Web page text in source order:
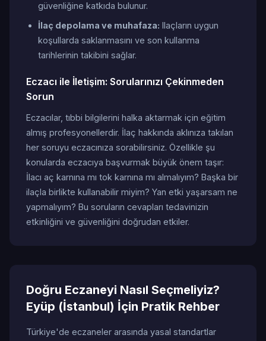
güvenliğine katkıda bulunur.
İlaç depolama ve muhafaza: Ilaçların uygun
koşullarda saklanmasını ve son kullanma
tarihlerinin takibini sağlar.
Eczacı ile İletişim: Sorularınızı Çekinmeden
Sorun
Eczacılar, tıbbi bilgilerini halka aktarmak için eğitim
almış profesyonellerdir. İlaç hakkında aklınıza takılan
her soruyu eczacınıza sorabilirsiniz. Özellikle şu
konularda eczacıya başvurmak büyük önem taşır:
İlacı aç karnına mı tok karnına mı almalıyım? Başka bir
ilaçla birlikte kullanabilir miyim? Yan etki yaşarsam ne
yapmalıyım? Bu soruların cevapları tedavinizin
etkinliğini ve güvenliğini doğrudan etkiler.
Doğru Eczaneyi Nasıl Seçmeliyiz?
Eyüp (İstanbul) İçin Pratik Rehber
Türkiye'de eczaneler arasında yasal standartlar